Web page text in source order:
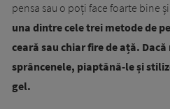
pensa sau o poți face foarte bine
una dintre cele trei metode de
ceară sau chiar fire de ață.
sprâncenele, piaptănă-le și
gel.